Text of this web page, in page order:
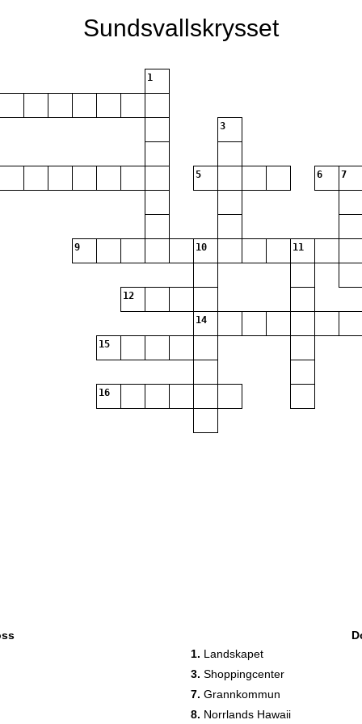
Sundsvallskrysset
1
3
5 6 7
9 10 11
12
14
15
16
1. Landskapet
3. Shoppingcenter
7. Grannkommun
8. Norrlands Hawaii